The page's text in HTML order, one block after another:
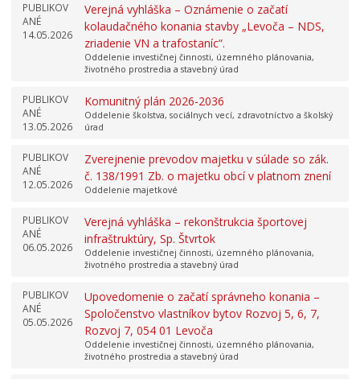
PUBLIKOV
ANÉ
14.05.2026
Verejná vyhláška – Oznámenie o začatí
kolaudačného konania stavby „Levoča – NDS,
zriadenie VN a trafostaníc“.
Oddelenie investičnej činnosti, územného plánovania,
životného prostredia a stavebný úrad
PUBLIKOV
ANÉ
13.05.2026
Komunitný plán 2026-2036
Oddelenie školstva, sociálnych vecí, zdravotníctvo a školský
úrad
PUBLIKOV
ANÉ
12.05.2026
Zverejnenie prevodov majetku v súlade so zák.
č. 138/1991 Zb. o majetku obcí v platnom znení
Oddelenie majetkové
PUBLIKOV
ANÉ
06.05.2026
Verejná vyhláška – rekonštrukcia športovej
infraštruktúry, Sp. Štvrtok
Oddelenie investičnej činnosti, územného plánovania,
životného prostredia a stavebný úrad
PUBLIKOV
ANÉ
05.05.2026
Upovedomenie o začatí správneho konania –
Spoločenstvo vlastníkov bytov Rozvoj 5, 6, 7,
Rozvoj 7, 054 01 Levoča
Oddelenie investičnej činnosti, územného plánovania,
životného prostredia a stavebný úrad